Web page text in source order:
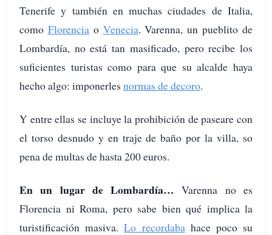
Tenerife y también en muchas ciudades de Italia,
como Florenciao Venecia. Varenna, un pueblito de
Lombardía, no está tan masificado, pero recibe los
suficientes turistas como para que su alcalde haya
hecho algo: imponerles normas de decoro.
Y entre ellas se incluye la prohibición de paseare con
el torso desnudo y en traje de baño por la villa, so
pena de multas de hasta 200 euros.
En un lugar de Lombardía… Varenna no es
Florencia ni Roma, pero sabe bien qué implica la
turistificación masiva.Lo recordabahace poco su